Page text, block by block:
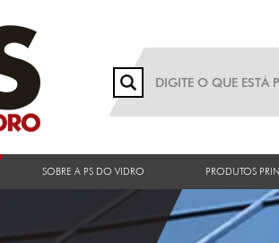
SOBRE A PS DO VIDRO PRODUTOS